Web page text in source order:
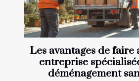
Les avantages de faire
entreprise
déménagement